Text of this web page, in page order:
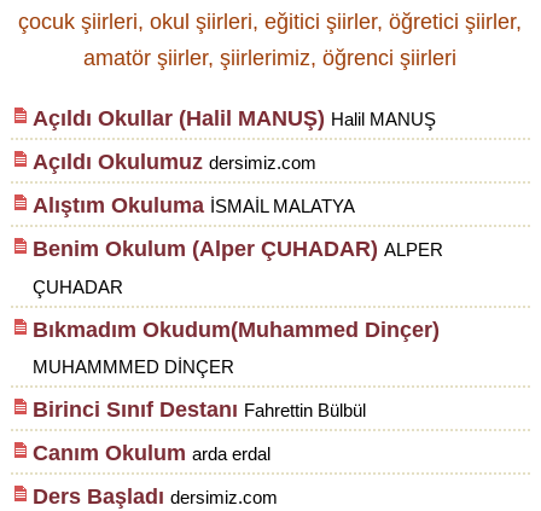
çocuk şiirleri, okul şiirleri, eğitici şiirler, öğretici şiirler,
amatör şiirler, şiirlerimiz, öğrenci şiirleri
Açıldı Okullar (Halil MANUŞ) Halil MANUŞ
Açıldı Okulumuz dersimiz.com
Alıştım Okuluma İSMAİL MALATYA
Benim Okulum (Alper ÇUHADAR) ALPER
ÇUHADAR
Bıkmadım Okudum(Muhammed Dinçer)
MUHAMMMED DİNÇER
Birinci Sınıf Destanı Fahrettin Bülbül
Canım Okulum arda erdal
Ders Başladı dersimiz.com